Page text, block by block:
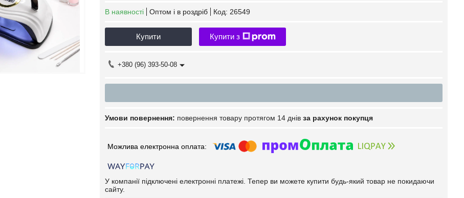
В наявності Оптом і в роздріб Код: 26549
Купити Купити з
+380 (96) 393-50-08
повернення товару протягом 14 днів за рахунок покупця
У компанії підключені електронні платежі. Тепер ви можете купити будь-який товар не покидаючи
сайту.